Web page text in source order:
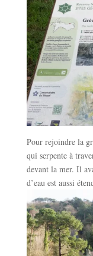
Pour rejoindre la
qui serpente à
devant la mer. Il
d’eau est aussi